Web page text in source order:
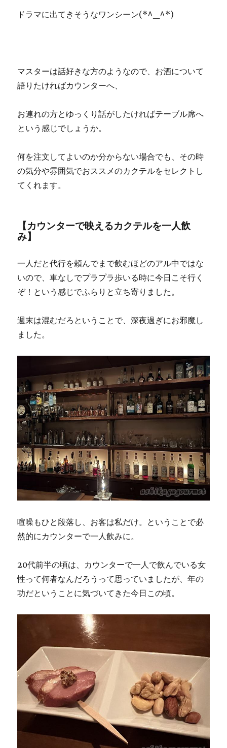
ドラマに出てきそうなワンシーン(*^_^*)
マスターは話好きな方のようなので、お酒について
語りたければカウンターへ、
お連れの方とゆっくり話がしたければテーブル席へ
という感じでしょうか。
何を注文してよいのか分からない場合でも、その時
の気分や雰囲気でおススメのカクテルをセレクトし
てくれます。
【カウンターで映えるカクテルを一人飲
み】
一人だと代行を頼んでまで飲むほどのアル中ではな
いので、車なしでプラプラ歩いる時に今日こそ行く
ぞ！という感じでふらりと立ち寄りました。
週末は混むだろということで、深夜過ぎにお邪魔し
ました。
喧噪もひと段落し、お客は私だけ。ということで必
然的にカウンターで一人飲みに。
20代前半の頃は、カウンターで一人で飲んでいる女
性って何者なんだろうって思っていましたが、年の
功だということに気づいてきた今日この頃。